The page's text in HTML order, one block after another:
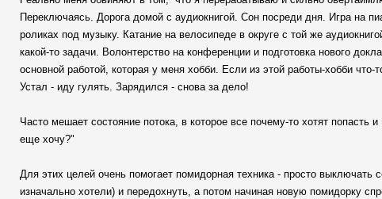
Переключаясь. Дорога домой с аудиокнигой. Сон посреди дня. Игра на
роликах под музыку. Катание на велосипеде в округе с той же
какой-то задачи. Волонтерство на конференции и подготовка нового
основной работой, которая у меня хобби. Если из этой работы-хобби
Устал - иду гулять. Зарядился - снова за дело!
Часто мешает состояние потока, в которое все почему-то хотят
еще хочу?"
Для этих целей очень помогает помидорная техника - просто выключать
изначально хотели) и передохнуть, а потом начиная новую помидорку